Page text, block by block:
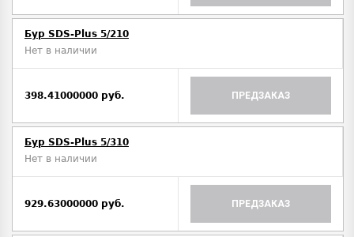
Бур SDS-Plus 5/210
Нет в наличии
398.41000000 руб. ПРЕДЗАКАЗ
Бур SDS-Plus 5/310
Нет в наличии
929.63000000 руб. ПРЕДЗАКАЗ